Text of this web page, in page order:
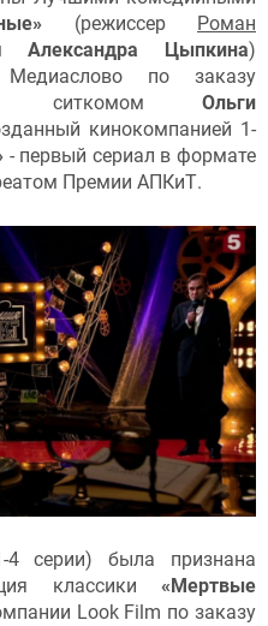
(режиссер Роман
Александра Цыпкина)
Медиаслово по заказу
ситкомом Ольги
кинокомпанией 1-
- первый сериал в формате
Премии АПКиТ.
серии) была признана
классики «Мертвые
Look Film по заказу